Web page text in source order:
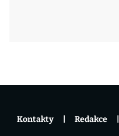
Kontakty Redakce